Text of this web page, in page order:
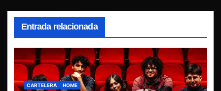
Entrada relacionada
CARTELERA HOME